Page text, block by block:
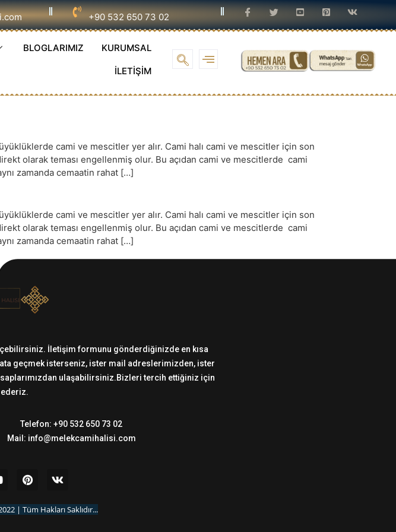
+90 532 650 73 02
BLOGLARIMIZ KURUMSAL
İLETİŞİM
cami ve mescitler yer alır. Cami halı cami ve mescitler için son
olarak teması engellenmiş olur. Bu açıdan cami ve mescitlerde cami
zamanda cemaatin rahat […]
cami ve mescitler yer alır. Cami halı cami ve mescitler için son
olarak teması engellenmiş olur. Bu açıdan cami ve mescitlerde cami
zamanda cemaatin rahat […]
İletişim formunu gönderdiğinizde en kısa
geçmek isterseniz, ister mail adreslerimizden, ister
ulaşabilirsiniz.Bizleri tercih ettiğiniz için
Telefon: +90 532 650 73 02
Mail: info@melekcamihalisi.com
| Tüm Hakları Saklıdır...